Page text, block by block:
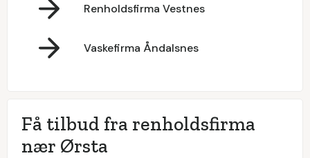
Renholdsfirma Vestnes
Vaskefirma Åndalsnes
Få tilbud fra renholdsfirma
nær Ørsta